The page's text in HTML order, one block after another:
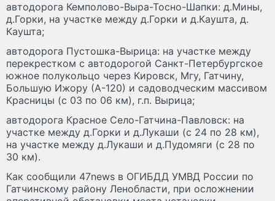
автодорога Кемполово-Выра-Тосно-Шапки: д.Мины,
д.Горки, на участке между д.Горки и д.Каушта, д.
Каушта;
автодорога Пустошка-Вырица: на участке между
перекрестком с автодорогой Санкт-Петербургское
южное полукольцо через Кировск, Мгу, Гатчину,
Большую Ижору (А-120) и садоводческим массивом
Красницы (с 03 по 06 км), г.п. Вырица;
автодорога Красное Село-Гатчина-Павловск: на
участке между д.Горки и д.Лукаши (с 24 по 28 км),
на участке между д.Лукаши и д.Пудомяги (с 28 по
30 км).
Как сообщили 47news в ОГИБДД УМВД России по
Гатчинскому району Ленобласти, при осложнении